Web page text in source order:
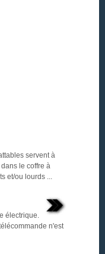
servent à
le coffre à
et/ou lourds ...
électrique.
n'est